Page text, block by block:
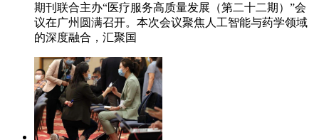
期刊联合主办“医疗服务高质量发展（第二十二期）”会
议在广州圆满召开。本次会议聚焦人工智能与药学领域
的深度融合，汇聚国